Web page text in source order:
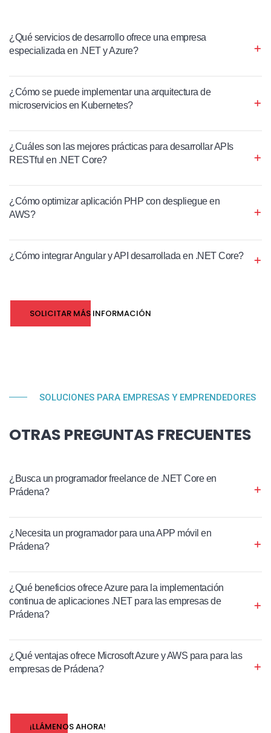
¿Qué servicios de desarrollo ofrece una empresa
especializada en .NET y Azure?
¿Cómo se puede implementar una arquitectura de
microservicios en Kubernetes?
¿Cuáles son las mejores prácticas para desarrollar APIs
RESTful en .NET Core?
¿Cómo optimizar aplicación PHP con despliegue en
AWS?
¿Cómo integrar Angular y API desarrollada en .NET Core?
SOLICITAR MÁS INFORMACIÓN
SOLUCIONES PARA EMPRESAS Y EMPRENDEDORES
OTRAS PREGUNTAS FRECUENTES
¿Busca un programador freelance de .NET Core en
Prádena?
¿Necesita un programador para una APP móvil en
Prádena?
¿Qué beneficios ofrece Azure para la implementación
continua de aplicaciones .NET para las empresas de
Prádena?
¿Qué ventajas ofrece Microsoft Azure y AWS para para las
empresas de Prádena?
¡LLÁMENOS AHORA!